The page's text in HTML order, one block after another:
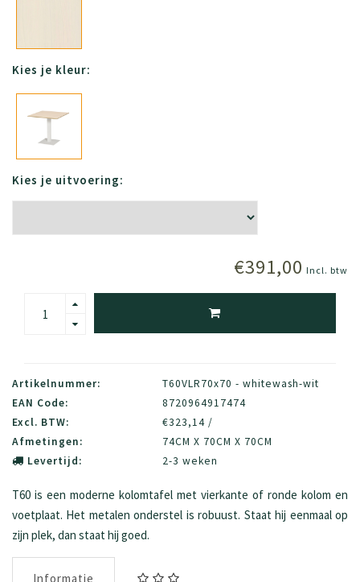
Kies je kleur:
Kies je uitvoering:
€391,00 Incl. btw
Artikelnummer:
T60VLR70x70 - whitewash-wit
EAN Code:
8720964917474
Excl. BTW:
€323,14 /
Afmetingen:
74CM X 70CM X 70CM
Levertijd:
2-3 weken
T60 is een moderne kolomtafel met vierkante of ronde kolom en
voetplaat. Het metalen onderstel is robuust. Staat hij eenmaal op
zijn plek, dan staat hij goed.
Informatie